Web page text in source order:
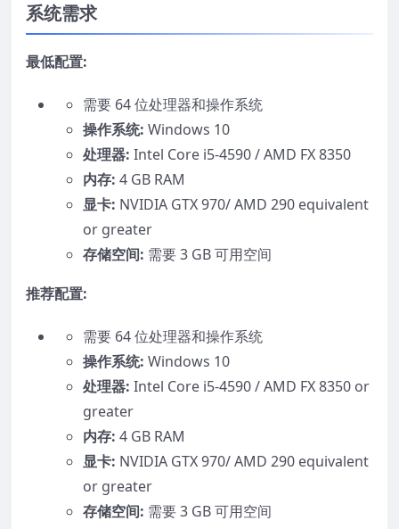
系统需求
最低配置:
需要 64 位处理器和操作系统
操作系统: Windows 10
处理器: Intel Core i5-4590 / AMD FX 8350
内存: 4 GB RAM
显卡: NVIDIA GTX 970/ AMD 290 equivalent
or greater
存储空间: 需要 3 GB 可用空间
推荐配置:
需要 64 位处理器和操作系统
操作系统: Windows 10
处理器: Intel Core i5-4590 / AMD FX 8350 or
greater
内存: 4 GB RAM
显卡: NVIDIA GTX 970/ AMD 290 equivalent
or greater
存储空间: 需要 3 GB 可用空间